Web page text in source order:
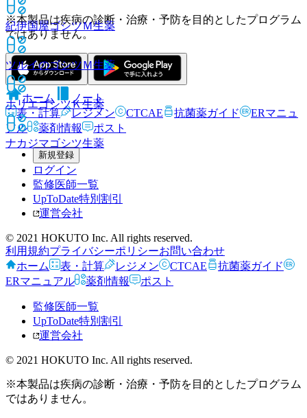
紀伊国屋ゴシツＭ生薬
ツルイのゴシツＭ生薬
ホリエゴシツＫ生薬
ナカジマゴシツ生薬
※本製品は疾病の診断・治療・予防を目的としたプログラム
ではありません。
ホーム
ノート
表・計算
レジメン CTCAE 抗菌薬ガイド
ERマニュ
アル
薬剤情報 ポスト
新規登録
ログイン
監修医師一覧
UpToDate特別割引
運営会社
© 2021 HOKUTO Inc. All rights reserved.
利用規約プライバシーポリシーお問い合わせ
ホーム
表・計算 レジメン CTCAE
抗菌薬ガイド
ERマニュアル
薬剤情報 ポスト
監修医師一覧
UpToDate特別割引
運営会社
© 2021 HOKUTO Inc. All rights reserved.
※本製品は疾病の診断・治療・予防を目的としたプログラム
ではありません。